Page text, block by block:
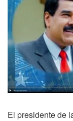
El presidente de